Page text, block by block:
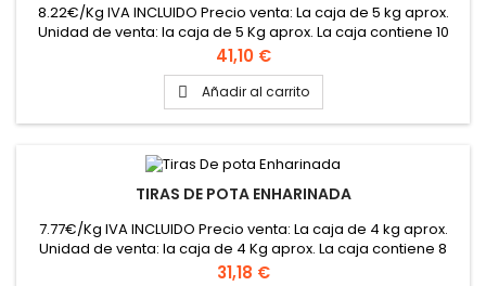
8.22€/Kg IVA INCLUIDO Precio venta: La caja de 5 kg aprox.
Unidad de venta: la caja de 5 Kg aprox. La caja contiene 10
bolsas de 500gr aprox
Precio
41,10 €
 Añadir al carrito
TIRAS DE POTA ENHARINADA
7.77€/Kg IVA INCLUIDO Precio venta: La caja de 4 kg aprox.
Unidad de venta: la caja de 4 Kg aprox. La caja contiene 8
bolsas de 500gr aprox
Precio
31,18 €